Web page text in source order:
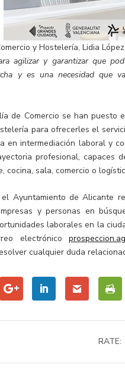
y Hostelería, Lidia
agilizar y garantizar que
y es una necesidad que
de Comercio se han puesto
para ofrecerles el
en intermediación laboral y
profesional, capaces
cocina, sala, comercio o
Ayuntamiento de Alicante
y personas en
laborales en la
electrónico
cualquier duda
RATE: